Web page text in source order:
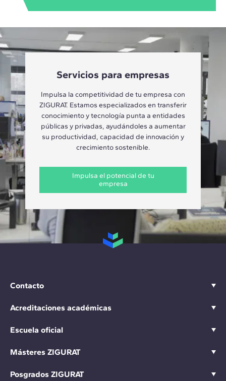
Servicios para empresas
Impulsa la competitividad de tu empresa con
ZIGURAT. Estamos especializados en transferir
conocimiento y tecnología punta a entidades
públicas y privadas, ayudándoles a aumentar
su productividad, capacidad de innovación y
crecimiento sostenible.
Impulsa el potencial de tu
empresa
Contacto
Acreditaciones académicas
Escuela oficial
Másteres ZIGURAT
Posgrados ZIGURAT